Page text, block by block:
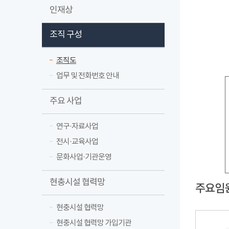
인재상
조직 구성
조직도
업무 및 전화번호 안내
주요 사업
연구·자료사업
전시·교육사업
문화사업·기관운영
현충시설 협력망
현충시설 협력망
현충시설 협력망 가입기관
주요임